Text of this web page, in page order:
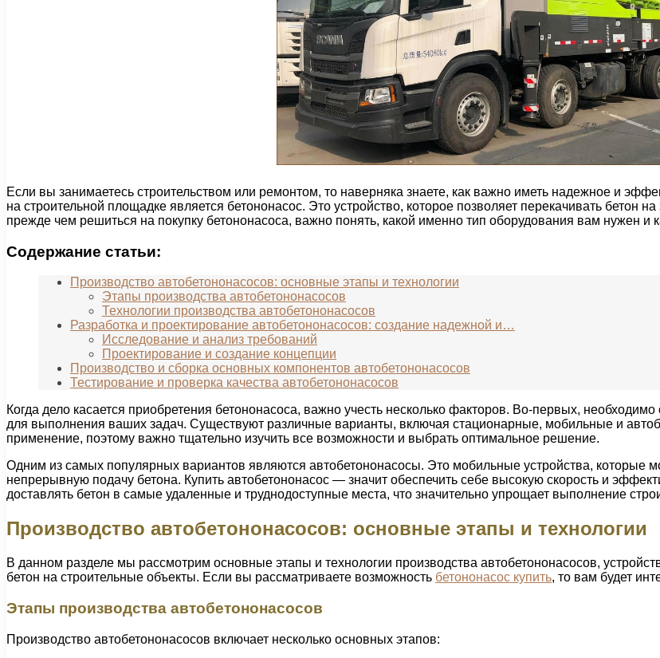
Если вы занимаетесь строительством или ремонтом, то наверняка знаете, как важно иметь надежное и
на строительной площадке является бетононасос. Это устройство, которое позволяет перекачивать бетон
прежде чем решиться на покупку бетононасоса, важно понять, какой именно тип оборудования вам нужен и
Содержание статьи:
Производство автобетононасосов: основные этапы и технологии
Этапы производства автобетононасосов
Технологии производства автобетононасосов
Разработка и проектирование автобетононасосов: создание надежной и…
Исследование и анализ требований
Проектирование и создание концепции
Производство и сборка основных компонентов автобетононасосов
Тестирование и проверка качества автобетононасосов
Когда дело касается приобретения бетононасоса, важно учесть несколько факторов. Во-первых,
для выполнения ваших задач. Существуют различные варианты, включая стационарные, мобильные и
применение, поэтому важно тщательно изучить все возможности и выбрать оптимальное решение.
Одним из самых популярных вариантов являются автобетононасосы. Это мобильные устройства, которые
непрерывную подачу бетона. Купить автобетононасос — значит обеспечить себе высокую скорость и
доставлять бетон в самые удаленные и труднодоступные места, что значительно упрощает выполнение
Производство автобетононасосов: основные этапы и технологии
В данном разделе мы рассмотрим основные этапы и технологии производства автобетононасосов,
бетон на строительные объекты. Если вы рассматриваете возможность бетононасос купить, то вам будет
Этапы производства автобетононасосов
Производство автобетононасосов включает несколько основных этапов: